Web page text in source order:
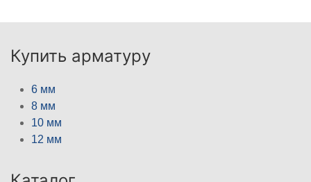
Купить арматуру
6 мм
8 мм
10 мм
12 мм